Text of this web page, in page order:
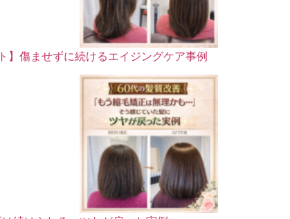
】傷ませずに続けるエイジングケア事例